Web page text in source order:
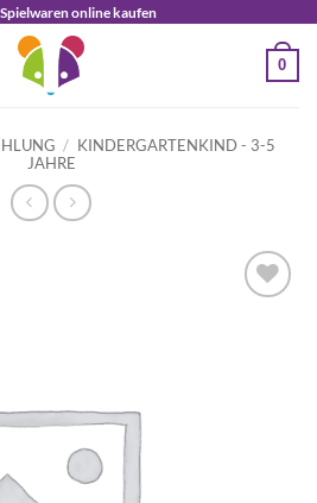
online kaufen
0
/ KINDERGARTENKIND - 3-5
JAHRE